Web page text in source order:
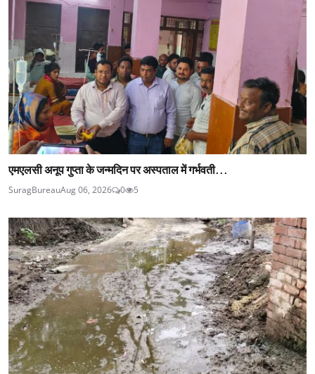
एमएलसी अनूप गुप्ता के जन्मदिन पर अस्पताल में गर्भवती...
SuragBureauAug 06, 2026 0 5